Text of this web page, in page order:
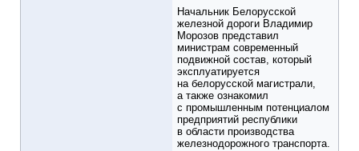
Начальник Белорусской
железной дороги Владимир
Морозов представил
министрам современный
подвижной состав, который
эксплуатируется
на белорусской магистрали,
а также ознакомил
с промышленным потенциалом
предприятий республики
в области производства
железнодорожного транспорта.